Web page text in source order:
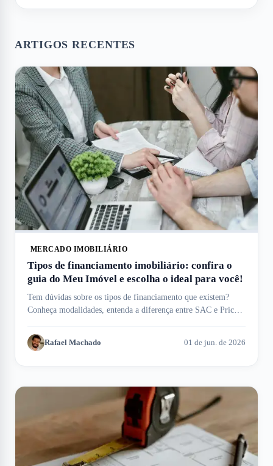
ARTIGOS RECENTES
MERCADO IMOBILIÁRIO
Tipos de financiamento imobiliário: confira o
guia do Meu Imóvel e escolha o ideal para você!
Tem dúvidas sobre os tipos de financiamento que existem?
Conheça modalidades, entenda a diferença entre SAC e Price e
Rafael Machado 01 de jun. de 2026